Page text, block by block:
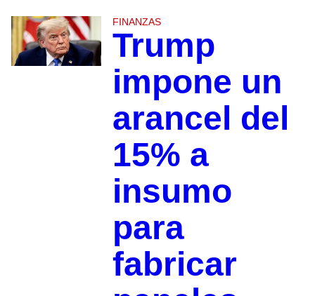
FINANZAS
Trump
impone un
arancel del
15% a
insumo
para
fabricar